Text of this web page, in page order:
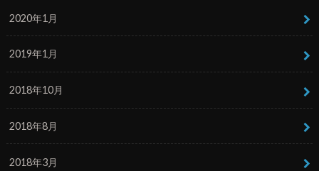
2020年1月
2019年1月
2018年10月
2018年8月
2018年3月